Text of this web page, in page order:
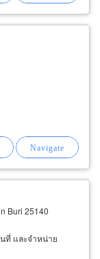
Buri 25140
ที่ และจำหน่าย